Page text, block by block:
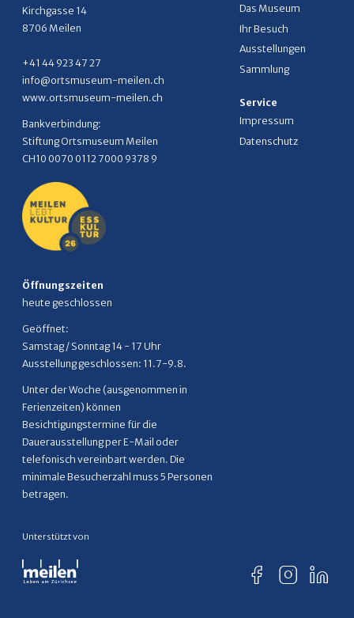
Kirchgasse 14
8706 Meilen
+41 44 923 47 27
info@ortsmuseum-meilen.ch
www.ortsmuseum-meilen.ch
Bankverbindung:
Stiftung Ortsmuseum Meilen
CH10 0070 0112 7000 9378 9
Öffnungszeiten
heute geschlossen
Geöffnet:
Samstag / Sonntag 14 - 17 Uhr
Ausstellung geschlossen: 11.7-9.8.
Unter der Woche (ausgenommen in
Ferienzeiten) können
Besichtigungstermine für die
Dauerausstellung per E-Mail oder
telefonisch vereinbart werden. Die
minimale Besucherzahl muss 5 Personen
betragen.
Das Museum
Ihr Besuch
Ausstellungen
Sammlung
Service
Impressum
Datenschutz
Unterstützt von